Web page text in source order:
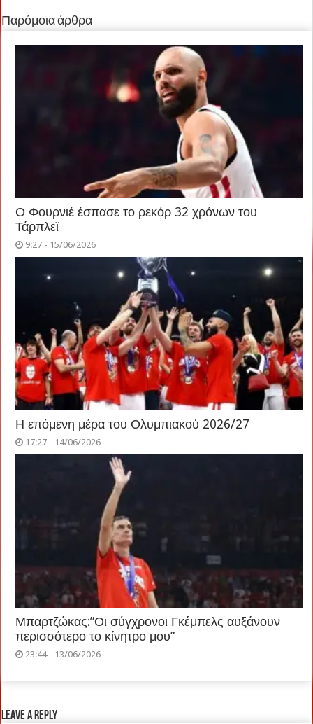
Παρόμοια άρθρα
Ο Φουρνιέ έσπασε το ρεκόρ 32 χρόνων του
Τάρπλεϊ
9:27 - 15/06/2026
Η επόμενη μέρα του Ολυμπιακού 2026/27
17:27 - 14/06/2026
Μπαρτζώκας:”Οι σύγχρονοι Γκέμπελς αυξάνουν
περισσότερο το κίνητρο μου”
23:44 - 13/06/2026
Leave a Reply